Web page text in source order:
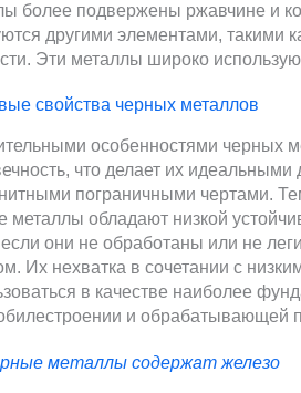
более подвержены ржавчине и
другими элементами,
Эти металлы широко
свойства черных металлов
особенностями черных
что делает их
пограничными чертами.
металлы обладают низкой
если они не обработаны или не
Их нехватка в сочетании с
в качестве наиболее
и обрабатывающей
металлы содержат железо